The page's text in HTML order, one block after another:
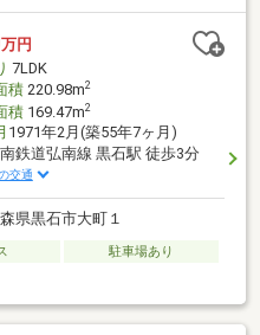
万円
7LDK
積220.98m2
積169.47m2
1971年2月(築55年7ヶ月)
鉄道弘南線 黒石駅 徒歩3分
交通
県黒石市大町１
駐車場あり